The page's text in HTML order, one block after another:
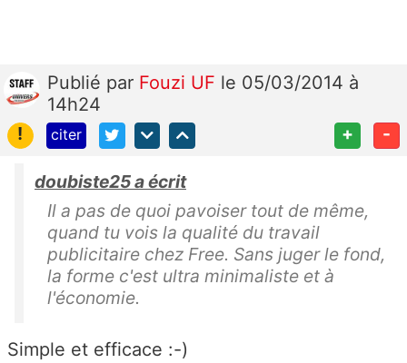
Publié par Fouzi UF le 05/03/2014 à
14h24
!
citer + -
doubiste25 a écrit
Il a pas de quoi pavoiser tout de même,
quand tu vois la qualité du travail
publicitaire chez Free. Sans juger le fond,
la forme c'est ultra minimaliste et à
l'économie.
Simple et efficace :-)